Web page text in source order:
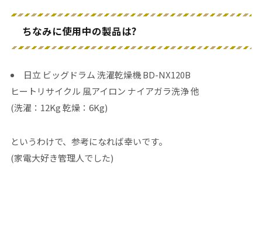
ちなみに使用中の製品は?
日立 ビッグドラム 洗濯乾燥機 BD-NX120B
ヒートリサイクル 風アイロン ナイアガラ洗浄 他
(洗濯：12Kg 乾燥：6Kg)
というわけで、参考になれば幸いです。
(家電大好き管理人でした)